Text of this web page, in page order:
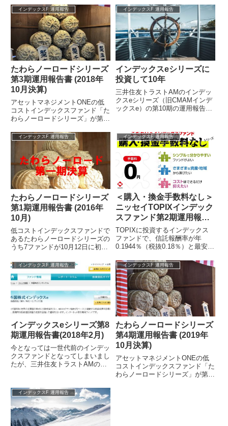
国株式インデックスフ...
インデックスF 運用報告
たわらノーロードシリーズ
第3期運用報告書 (2018年
10月決算)
アセットマネジメントONEの低
コストインデックスファンド「た
わらノーロードシリーズ」が第3
れました。参照アセットマネジメ
ントONE...
インデックスF 運用報告
インデックスeシリーズに
投資して10年
三井住友トラストAMのインデッ
クスeシリーズ（旧CMAMインデ
ックスe）の第10期の運用報告書
おり、...
インデックスF 運用報告
たわらノーロードシリーズ
第1期運用報告書 (2016年
10月)
低コストインデックスファンドで
あるたわらノーロードシリーズの
うち7ファンドが10月12日に初め
webにアップされました。内容を
チェッ...
インデックスF 運用報告
＜購入・換金手数料なし＞
ニッセイTOPIXインデック
スファンド第2期運用報告
書(2017年4月)
TOPIXに投資するインデックス
ファンドで、信託報酬率が年
0.1944％（税抜0.18％）と最安ク
なし＞ニッセイTOPIXインデッ...
インデックスF 運用報告
インデックスeシリーズ第8
期運用報告書(2018年2月)
今となっては一世代前のインデッ
クスファンドとなってしまいまし
たが、三井住友トラストAMのイ
が出...
インデックスF 運用報告
たわらノーロードシリーズ
第4期運用報告書 (2019年
10月決算)
アセットマネジメントONEの低
コストインデックスファンド「た
わらノーロードシリーズ」が第4
インデックスF 運用報告